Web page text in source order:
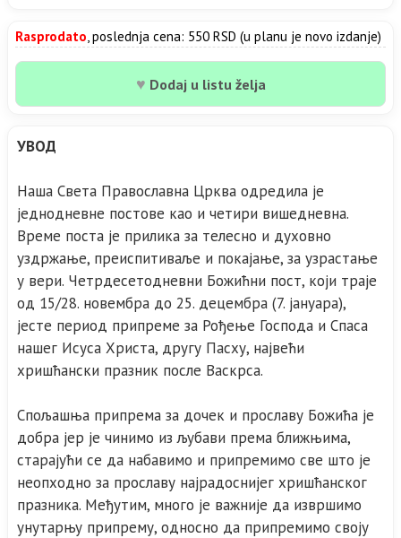
Rasprodato , poslednja cena: 550 RSD (u planu je novo izdanje)
♥ Dodaj u listu želja
УВОД
Наша Света Православна Црква одредила је
једнодневне постове као и четири вишедневна.
Време поста је прилика за телесно и духовно
уздржање, преиспитиваље и покајање, за узрастање
у вери. Четрдесетодневни Божићни пост, који траје
од 15/28. новембра до 25. децембра (7. јануара),
јесте период припреме за Рођење Господа и Спаса
нашег Исуса Христа, другу Пасху, највећи
хришћански празник после Васкрса.
Спољашња припрема за дочек и прославу Божића је
добра јер је чинимо из љубави према ближњима,
старајући се да набавимо и припремимо све што је
неопходно за прославу најрадоснијег хришћанског
празника. Међутим, много је важније да извршимо
унутарњу припрему, односно да припремимо своју